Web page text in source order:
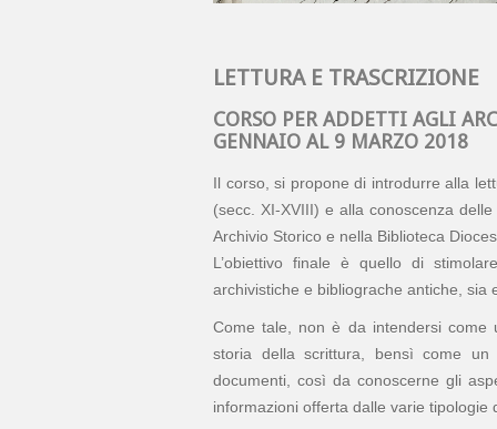
LETTURA E TRASCRIZIONE
CORSO PER ADDETTI AGLI
GENNAIO AL 9 MARZO 2018
Il corso, si propone di introdurre alla
(secc. XI-XVIII) e alla conoscenza
Archivio Storico e nella Biblioteca
L’obiettivo finale è quello di
archivistiche e bibliograche antiche, sia
Come tale, non è da intendersi come
storia della scrittura, bensì come
documenti, così da conoscerne gli
informazioni offerta dalle varie tipologie